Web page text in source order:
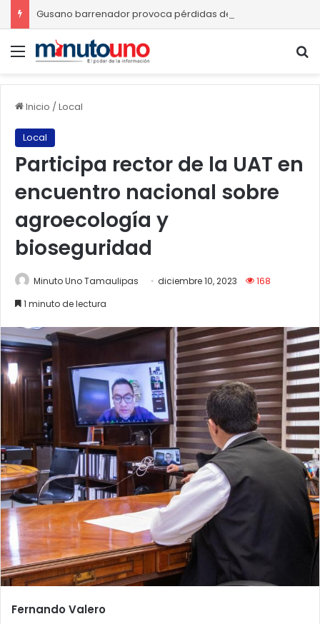
Menú
Inicio /Local
Local
Participa rector de la UAT en
encuentro nacional sobre
agroecología y
bioseguridad
Minuto Uno Tamaulipas diciembre 10, 2023
168
1 minuto de lectura
Fernando Valero